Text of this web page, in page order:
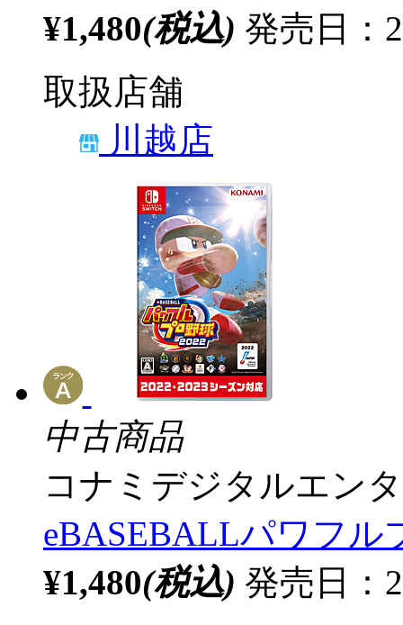
¥1,480(税込) 発売日：
取扱店舗
川越店
中古商品
コナミデジタルエン
eBASEBALLパワフル
¥1,480(税込) 発売日：